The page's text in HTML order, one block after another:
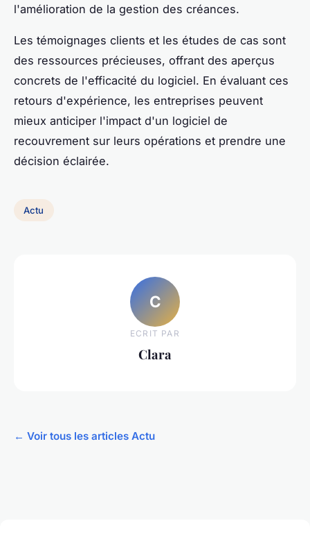
l'amélioration de la gestion des créances.
Les témoignages clients et les études de cas sont
des ressources précieuses, offrant des aperçus
concrets de l'efficacité du logiciel. En évaluant ces
retours d'expérience, les entreprises peuvent
mieux anticiper l'impact d'un logiciel de
recouvrement sur leurs opérations et prendre une
décision éclairée.
Actu
C
ECRIT PAR
Clara
← Voir tous les articles Actu